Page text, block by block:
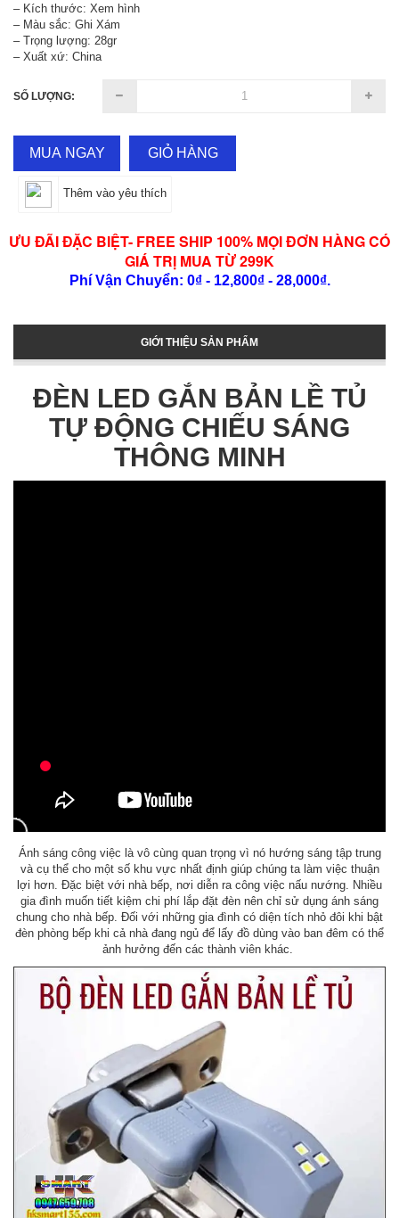
– Kích thước: Xem hình
– Màu sắc: Ghi Xám
– Trọng lượng: 28gr
– Xuất xứ: China
SỐ LƯỢNG:
MUA NGAY GIỎ HÀNG
Thêm vào yêu thích
ƯU ĐÃI ĐẶC BIỆT- FREE SHIP 100% MỌI ĐƠN HÀNG CÓ
GIÁ TRỊ MUA TỪ 299K
Phí Vận Chuyển: 0₫ - 12,800₫ - 28,000₫.
GIỚI THIỆU SẢN PHẨM
ĐÈN LED GẮN BẢN LỀ TỦ
TỰ ĐỘNG CHIẾU SÁNG
THÔNG MINH
Ánh sáng công việc là vô cùng quan trọng vì nó hướng sáng tập trung
và cụ thể cho một số khu vực nhất định giúp chúng ta làm việc thuận
lợi hơn. Đặc biệt với nhà bếp, nơi diễn ra công việc nấu nướng. Nhiều
gia đình muốn tiết kiệm chi phí lắp đặt đèn nên chỉ sử dụng ánh sáng
chung cho nhà bếp. Đối với những gia đình có diện tích nhỏ đôi khi bật
đèn phòng bếp khi cả nhà đang ngủ để lấy đồ dùng vào ban đêm có thể
ảnh hưởng đến các thành viên khác.